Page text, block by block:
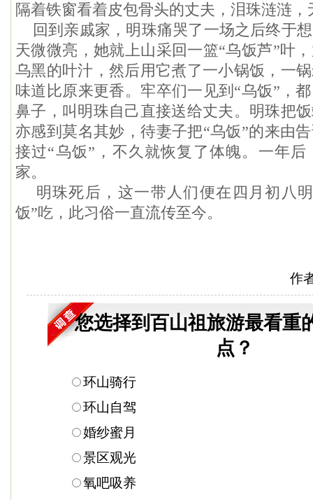
隔着铁窗看着皮包骨头的丈夫，泪珠涟涟
回到亲戚家，明珠痛哭了一场之后终于
天微微亮，她就上山采回一篮“乌饭芦”叶
乌黑的叶汁，然后用它煮了一小锅饭，一
味道比原来更香。牢卒们一见到“乌饭”，
鼻子，叫明珠自己直接送给丈夫。明珠把
亦感到莫名其妙，待妻子把“乌饭”的来由
接过“乌饭”，不久就恢复了体魄。一年
家。
明珠死后，这一带人们便在四月初八
饭”吃，此习俗一直流传至今。
作
您选择到百山祖旅游最看重
点？
环山骑行
环山自驾
婚纱蜜月
景区观光
氧吧吸养